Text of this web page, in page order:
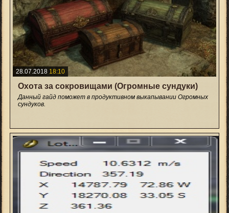
28.07.2018 18:10
Охота за сокровищами (Огромные сундуки)
Данный гайд поможет в продуктивном выкапывании Огромных
сундуков.